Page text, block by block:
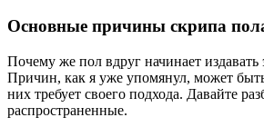
Основные причины скрипа
Почему же пол вдруг начинает издавать
Причин, как я уже упомянул, может
них требует своего подхода. Давайте
распространенные.